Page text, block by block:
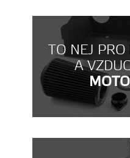
TO NEJ
A